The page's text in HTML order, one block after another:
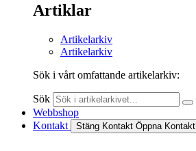
Artiklar
Artikelarkiv
Artikelarkiv
Sök i vårt omfattande artikelarkiv:
Sök
Webbshop
Kontakt
Stäng Kontakt Öppna Kontakt